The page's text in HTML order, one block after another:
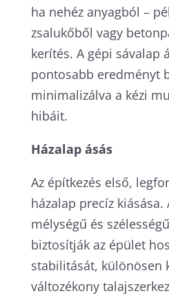
ha nehéz anyagból –
zsalukőből vagy
kerítés. A gépi sávalap
pontosabb eredményt
minimalizálva a kézi
hibáit.
Házalap ásás
Az építkezés első,
házalap precíz kiásása.
mélységű és
biztosítják az épület
stabilitását, különösen
változékony